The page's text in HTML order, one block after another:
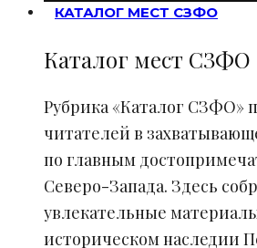
КАТАЛОГ МЕСТ СЗФО
Каталог мест СЗФО
Рубрика «Каталог СЗФО»
читателей в
по главным
Северо-Запада. Здесь
увлекательные
историческом наследии